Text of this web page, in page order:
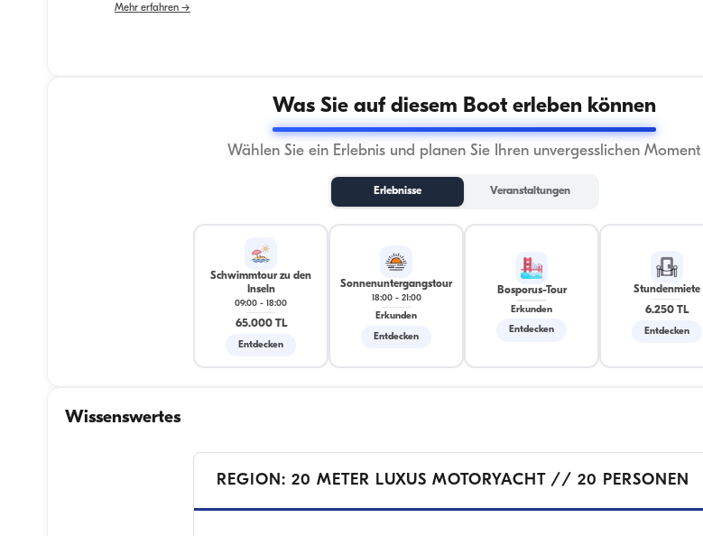
Mehr erfahren →
Was Sie auf diesem Boot erleben können
Wählen Sie ein Erlebnis und planen Sie Ihren unvergesslichen Moment
Erlebnisse Veranstaltungen
Schwimmtour zu den
Inseln
09:00 - 18:00
65.000 TL
Entdecken
Sonnenuntergangstour
18:00- 21:00
Erkunden
Entdecken
Bosporus-Tour
Erkunden
Entdecken
Stundenmiete
6.250 TL
Entdecken
Wissenswertes
REGION: 20 METER LUXUS MOTORYACHT // 20 PERSONEN